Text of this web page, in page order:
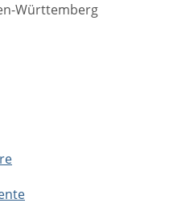
Württemberg